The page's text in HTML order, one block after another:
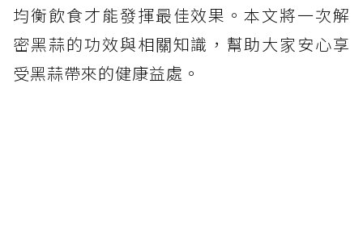
均衡飲食才能發揮最佳效果。本文將一次解
密黑蒜的功效與相關知識，幫助大家安心享
受黑蒜帶來的健康益處。